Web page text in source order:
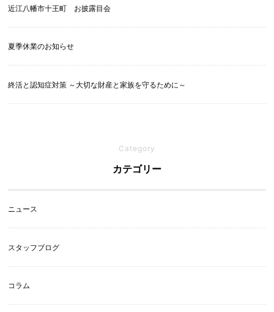
近江八幡市十王町 お披露目会
夏季休業のお知らせ
終活と認知症対策 ～大切な財産と家族を守るために～
Category
カテゴリー
ニュース
スタッフブログ
コラム